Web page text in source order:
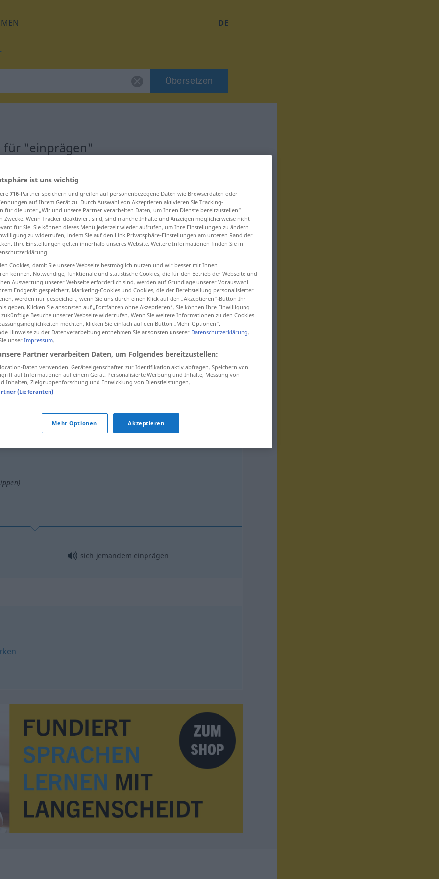
DE
Übersetzen
für "einprägen"
einprägen TECH
jemandemetwaseinprägen
sich etwas einprägen
sich jemandem einprägen
ist uns wichtig
716-Partner speichern und greifen auf personenbezogene Daten wie Browserdaten oder
auf Ihrem Gerät zu. Durch Auswahl von Akzeptieren aktivieren Sie Tracking-
für die unter „Wir und unsere Partner verarbeiten Daten, um Ihnen Dienste bereitzustellen“
Zwecke. Wenn Tracker deaktiviert sind, sind manche Inhalte und Anzeigen möglicherweise nicht
für Sie. Sie können dieses Menü jederzeit wieder aufrufen, um Ihre Einstellungen zu ändern
zu widerrufen, indem Sie auf den Link Privatsphäre-Einstellungen am unteren Rand der
Ihre Einstellungen gelten innerhalb unseres Website. Weitere Informationen finden Sie in
Cookies, damit Sie unsere Webseite bestmöglich nutzen und wir besser mit Ihnen
können. Notwendige, funktionale und statistische Cookies, die für den Betrieb der Webseite und
Auswertung unserer Webseite erforderlich sind, werden auf Grundlage unserer Vorauswahl
Endgerät gespeichert. Marketing-Cookies und Cookies, die der Bereitstellung personalisierter
werden nur gespeichert, wenn Sie uns durch einen Klick auf den „Akzeptieren“-Button Ihr
geben. Klicken Sie ansonsten auf „Fortfahren ohne Akzeptieren“. Sie können Ihre Einwilligung
Besuche unserer Webseite widerrufen. Wenn Sie weitere Informationen zu den Cookies
möchten, klicken Sie einfach auf den Button „Mehr Optionen“.
Hinweise zu der Datenverarbeitung entnehmen Sie ansonsten unserer Datenschutzerklärung.
unser Impressum.
Partner verarbeiten Daten, um Folgendes bereitzustellen:
Daten verwenden. Geräteeigenschaften zur Identifikation aktiv abfragen. Speichern von
auf Informationen auf einem Gerät. Personalisierte Werbung und Inhalte, Messung von
Inhalten, Zielgruppenforschung und Entwicklung von Dienstleistungen.
(Lieferanten)
Mehr Optionen Akzeptieren